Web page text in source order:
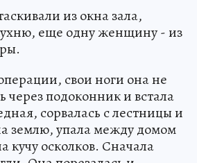
из окна зала,
еще одну женщину - из
свои ноги она не
через подоконник и встала
сорвалась с лестницы и
землю, упала между домом
кучу осколков. Сначала